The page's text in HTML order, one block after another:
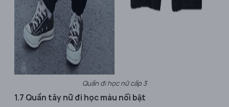
Quần đi học nữ cấp 3
1.7 Quần tây nữ đi học màu nổi bật